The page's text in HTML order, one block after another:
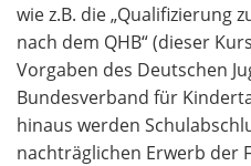
wie z.B. die „Qualifizierung
nach dem QHB“ (dieser
Vorgaben des Deutschen
Bundesverband für
hinaus werden
nachträglichen Erwerb der